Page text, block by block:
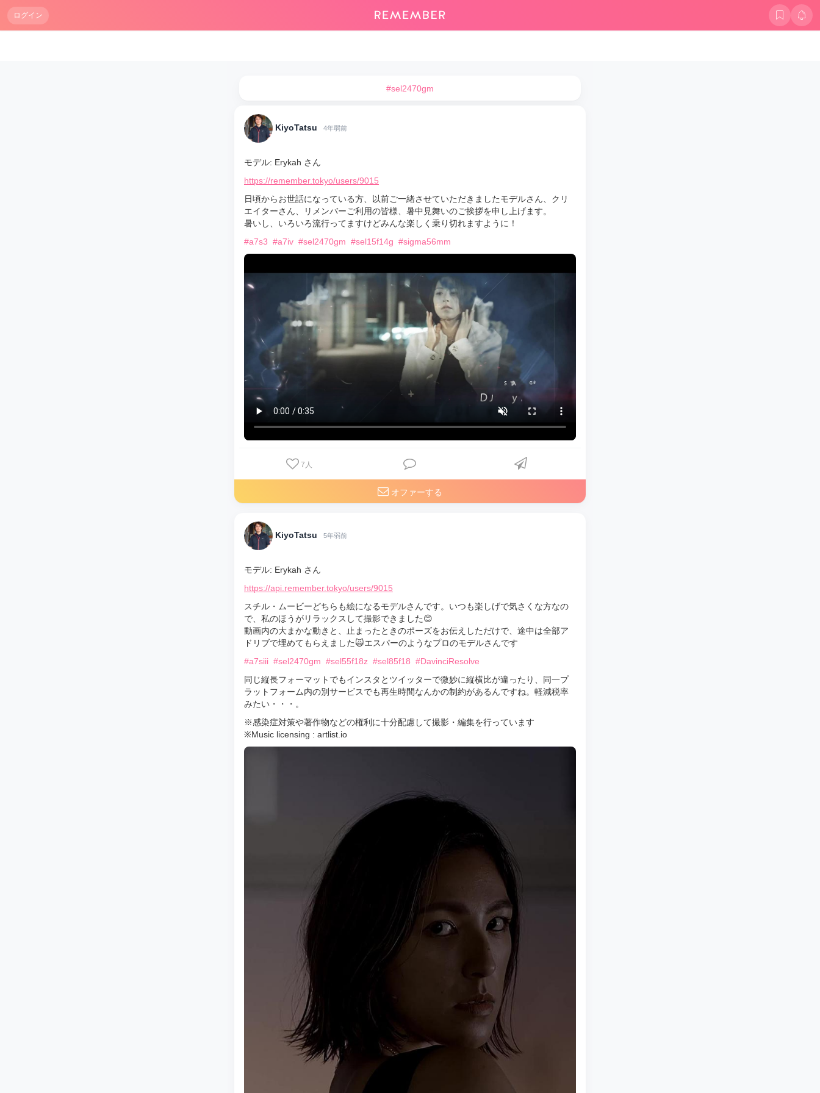
ログイン
#sel2470gm
KiyoTatsu 4年弱前
モデル: Erykah さん
https://remember.tokyo/users/9015
日頃からお世話になっている方、以前ご一緒させていただきましたモデルさん、クリ
エイターさん、リメンバーご利用の皆様、暑中見舞いのご挨拶を申し上げます。
暑いし、いろいろ流行ってますけどみんな楽しく乗り切れますように！
#a7s3 #a7iv #sel2470gm #sel15f14g #sigma56mm
7 人
オファーする
KiyoTatsu 5年弱前
モデル: Erykah さん
https://api.remember.tokyo/users/9015
スチル・ムービーどちらも絵になるモデルさんです。いつも楽しげで気さくな方なの
で、私のほうがリラックスして撮影できました😊
動画内の大まかな動きと、止まったときのポーズをお伝えしただけで、途中は全部ア
ドリブで埋めてもらえました🙀エスパーのようなプロのモデルさんです
#a7siii #sel2470gm #sel55f18z #sel85f18 #DavinciResolve
同じ縦長フォーマットでもインスタとツイッターで微妙に縦横比が違ったり、同一プ
ラットフォーム内の別サービスでも再生時間なんかの制約があるんですね。軽減税率
みたい・・・。
※感染症対策や著作物などの権利に十分配慮して撮影・編集を行っています
※Music licensing : artlist.io